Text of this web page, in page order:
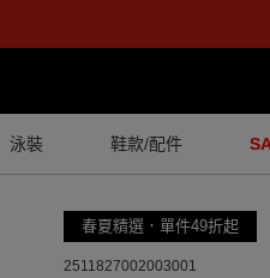
泳裝 鞋款/配件
春夏精選．單件49折起
2511827002003001